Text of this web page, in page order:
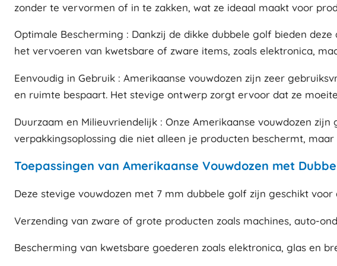
zonder te vervormen of in te zakken, wat ze ideaal maakt voor
Optimale Bescherming : Dankzij de dikke dubbele golf bieden
het vervoeren van kwetsbare of zware items, zoals elektronica,
Eenvoudig in Gebruik : Amerikaanse vouwdozen zijn zeer
en ruimte bespaart. Het stevige ontwerp zorgt ervoor dat ze
Duurzaam en Milieuvriendelijk : Onze Amerikaanse vouwdozen
verpakkingsoplossing die niet alleen je producten beschermt, maar
Toepassingen van Amerikaanse Vouwdozen met
Deze stevige vouwdozen met 7 mm dubbele golf zijn geschikt
Verzending van zware of grote producten zoals machines, auto-
Bescherming van kwetsbare goederen zoals elektronica, glas en